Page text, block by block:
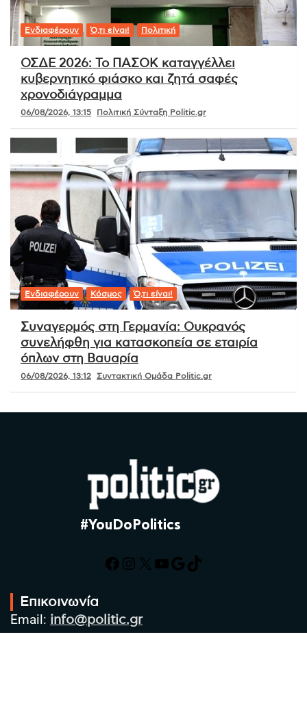
Ενδιαφέρουν Ό,τι είναι! Πολιτική
ΟΣΔΕ 2026: Το ΠΑΣΟΚ καταγγέλλει
κυβερνητικό φιάσκο και ζητά σαφές
χρονοδιάγραμμα
06/08/2026, 13:15 Πολιτική Σύνταξη Politic.gr
Ενδιαφέρουν Κόσμος Ό,τι είναι!
Συναγερμός στη Γερμανία: Ουκρανός
συνελήφθη για κατασκοπεία σε εταιρία
όπλων στη Βαυαρία
06/08/2026, 13:12 Συντακτική Ομάδα Politic.gr
#YouDoPolitics
Facebook
Instagram
X YouTube
Google
TikTok
Επικοινωνία
Email: info@politic.gr
Τηλ: